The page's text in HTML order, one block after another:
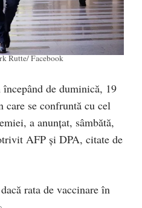
Rutte/ Facebook
de duminică, 19
care se confruntă cu cel
a anunțat, sâmbătă,
AFP şi DPA, citate de
rata de vaccinare în